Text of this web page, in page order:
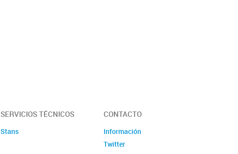
SERVICIOS TÉCNICOS
Stans
CONTACTO
Información
Twitter